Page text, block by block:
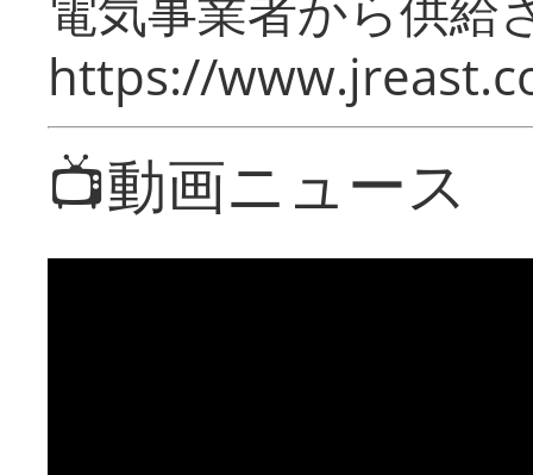
https://
📺動画ニュース